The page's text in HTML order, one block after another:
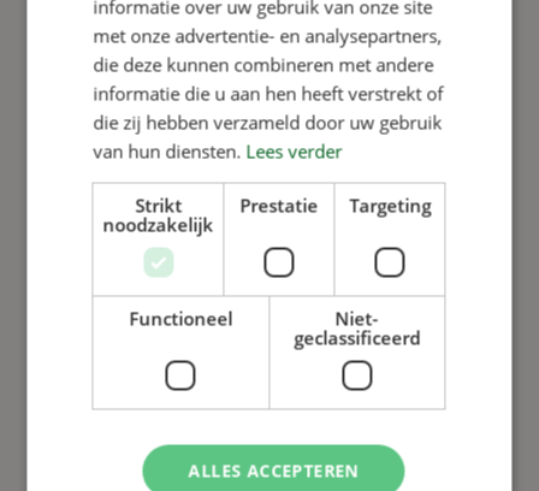
VERBA
Read more
Aeres Dronten opts for
informatie over uw gebruik van onze site
met onze advertentie- en analysepartners,
die deze kunnen combineren met andere
informatie die u aan hen heeft verstrekt of
die zij hebben verzameld door uw gebruik
van hun diensten. Lees verder
Strikt
noodzakelijk
Prestatie Targeting
Functioneel
Niet-
geclassificeerd
ALLES ACCEPTEREN